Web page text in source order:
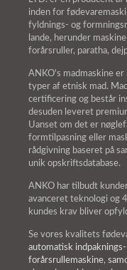
inden for
fyldnings- og
lande, herunder
forårsruller, paratha,
ANKO's madmaskine
typer af etnisk mad.
certificering og består
desuden leveret
Uanset om det er
formtilpasning eller
rådgivning baseret på
unik opskriftsdatabase.
ANKO har tilbudt
avanceret teknologi og
kundes krav bliver
Se vores kvalitets
automatisk
forårsrullemaskine,